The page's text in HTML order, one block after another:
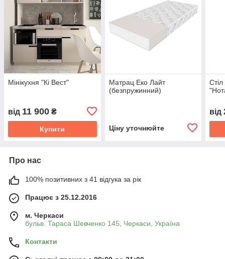
Мінікухня "Кі Вест"
від 11 900 ₴
Купити
Матрац Еко Лайт
(безпружинний)
Ціну уточнюйте
від
Про нас
100% позитивних з 41 відгука за рік
Працює з 25.12.2016
м. Черкаси
бульв. Тараса Шевченко 145, Черкаси, Україна
Контакти